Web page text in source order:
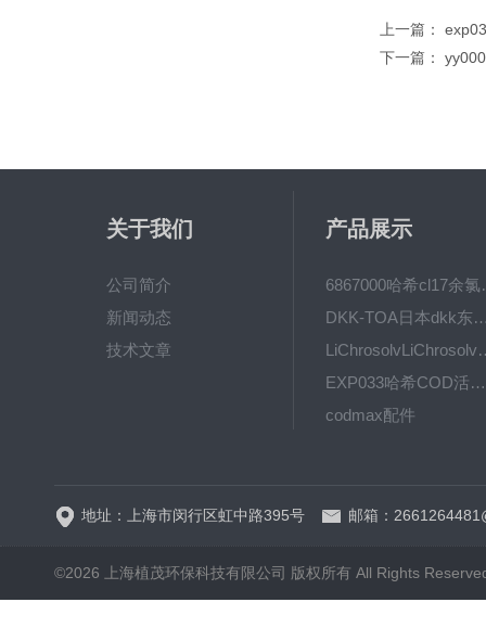
上一篇：
下一篇：
关于我们
公司简介
新闻动态
技术文章
产品展示
6867000
DKK-TOA日本dkk东亚电
EXP033哈希COD活塞泵价格 EXP033
codmax配件
地址：上海市闵行区虹中路395号 邮箱：
©2026 上海植茂环保科技有限公司 版权所有 All Rights